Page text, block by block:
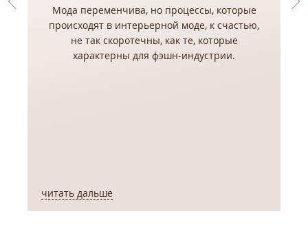
Мода переменчива, но процессы, которые
происходят в интерьерной моде, к счастью,
не так скоротечны, как те, которые
характерны для фэшн-индустрии.
читать дальше